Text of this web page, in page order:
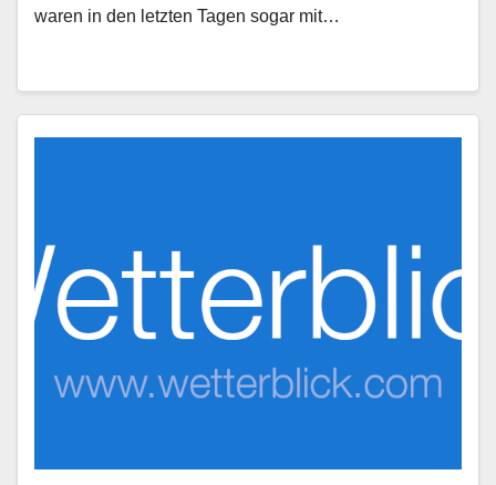
waren in den letzten Tagen sogar mit…